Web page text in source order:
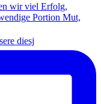
diesj